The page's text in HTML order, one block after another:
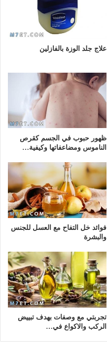
علاج جلد الوزة بالفازلين
ظهور حبوب في الجسم كقرص
الناموس ومضاعفاتها وكيفية…
فوائد خل التفاح مع العسل للجنس
والبشرة
تجربتي مع وصفات بهدف تبييض
الركب والاكواع في…